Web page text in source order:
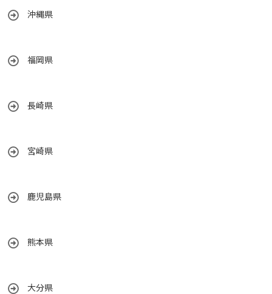
沖縄県
福岡県
長崎県
宮崎県
鹿児島県
熊本県
大分県